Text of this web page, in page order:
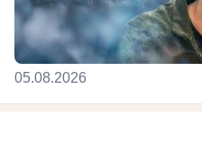
05.08.2026